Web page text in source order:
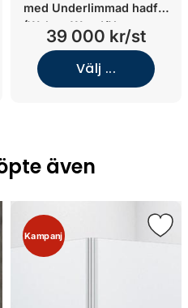
med Underlimmad hadfat
(Walnut Wood/Norrvange
Light Grey/Underlimmat
matt vit porslin)
39 000 kr/st
Välj ...
även
Kampanj